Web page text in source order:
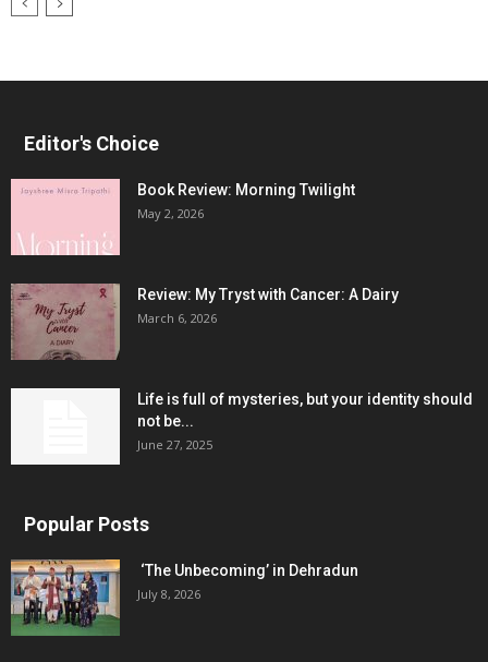
Editor's Choice
Book Review: Morning Twilight
May 2, 2026
Review: My Tryst with Cancer: A Dairy
March 6, 2026
Life is full of mysteries, but your identity should
not be...
June 27, 2025
Popular Posts
‘The Unbecoming’ in Dehradun
July 8, 2026